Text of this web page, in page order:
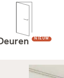
NIEUW